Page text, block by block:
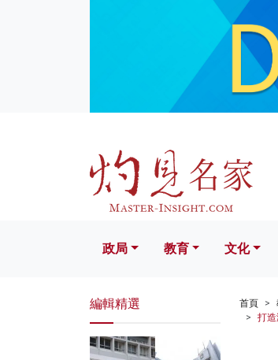
文化 財經
政局 教育 文化
首頁
打
編輯精選